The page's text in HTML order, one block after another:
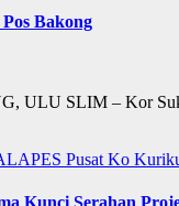
Bakong
ULU SLIM – Kor
Pusat Ko